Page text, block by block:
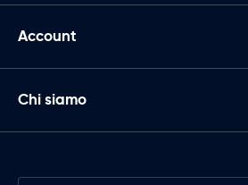
Account
Chi siamo